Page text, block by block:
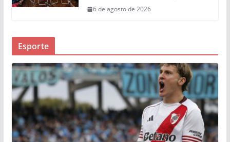
6 de agosto de 2026
Esporte